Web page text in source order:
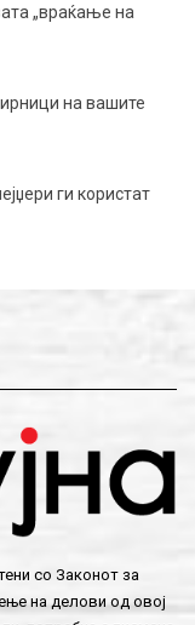
„враќање на
на вашите
ги користат
со Законот за
на делови од овој